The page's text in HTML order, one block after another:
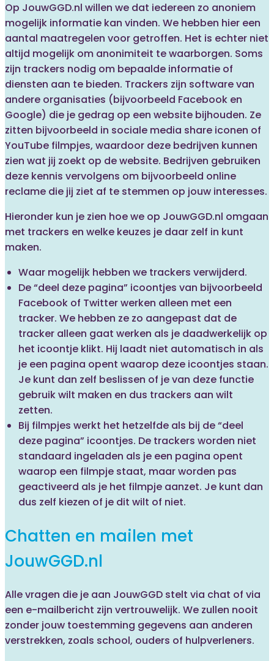
Op JouwGGD.nl willen we dat iedereen zo anoniem
mogelijk informatie kan vinden. We hebben hier een
aantal maatregelen voor getroffen. Het is echter niet
altijd mogelijk om anonimiteit te waarborgen. Soms
zijn trackers nodig om bepaalde informatie of
diensten aan te bieden. Trackers zijn software van
andere organisaties (bijvoorbeeld Facebook en
Google) die je gedrag op een website bijhouden. Ze
zitten bijvoorbeeld in sociale media share iconen of
YouTube filmpjes, waardoor deze bedrijven kunnen
zien wat jij zoekt op de website. Bedrijven gebruiken
deze kennis vervolgens om bijvoorbeeld online
reclame die jij ziet af te stemmen op jouw interesses.
Hieronder kun je zien hoe we op JouwGGD.nl omgaan
met trackers en welke keuzes je daar zelf in kunt
maken.
Waar mogelijk hebben we trackers verwijderd.
De “deel deze pagina” icoontjes van bijvoorbeeld
Facebook of Twitter werken alleen met een
tracker. We hebben ze zo aangepast dat de
tracker alleen gaat werken als je daadwerkelijk op
het icoontje klikt. Hij laadt niet automatisch in als
je een pagina opent waarop deze icoontjes staan.
Je kunt dan zelf beslissen of je van deze functie
gebruik wilt maken en dus trackers aan wilt
zetten.
Bij filmpjes werkt het hetzelfde als bij de “deel
deze pagina” icoontjes. De trackers worden niet
standaard ingeladen als je een pagina opent
waarop een filmpje staat, maar worden pas
geactiveerd als je het filmpje aanzet. Je kunt dan
dus zelf kiezen of je dit wilt of niet.
Chatten en mailen met
JouwGGD.nl
Alle vragen die je aan JouwGGD stelt via chat of via
een e-mailbericht zijn vertrouwelijk. We zullen nooit
zonder jouw toestemming gegevens aan anderen
verstrekken, zoals school, ouders of hulpverleners.